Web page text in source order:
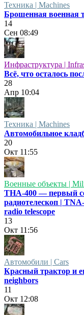
Техника | Machines
Брошенная военная
14
Сен 08:49
Инфраструктура |
Всё, что осталось
28
Апр 10:04
Техника | Machines
Автомобильное
20
Окт 11:55
Военные объекты |
ТНА-400 — первый
радиотелескоп |
radio telescope
13
Окт 11:56
Автомобили | Cars
Красный трактор и
neighbors
11
Окт 12:08